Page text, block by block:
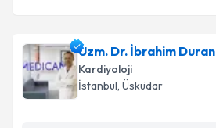
Uzm. Dr. İbrahim Duran
Kardiyoloji
İstanbul, Üsküdar